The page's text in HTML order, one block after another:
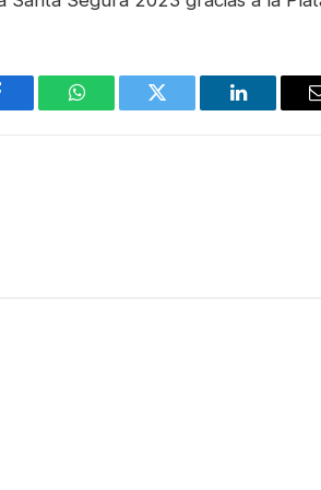
WhatsAppTwitter LinkedIn